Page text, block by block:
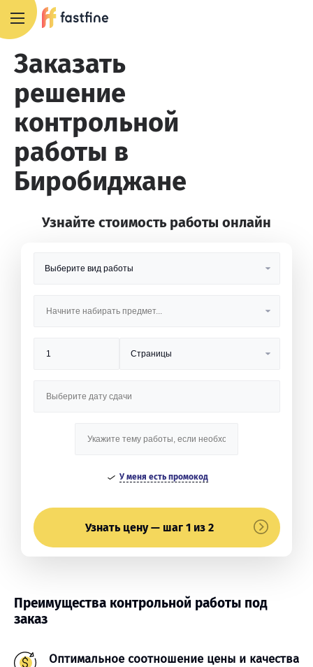
Заказать
решение
контрольной
работы в
Биробиджане
Узнайте стоимость работы онлайн
У меня есть промокод
Узнать цену — шаг 1 из 2
Преимущества контрольной работы под
заказ
Оптимальное соотношение цены и качества